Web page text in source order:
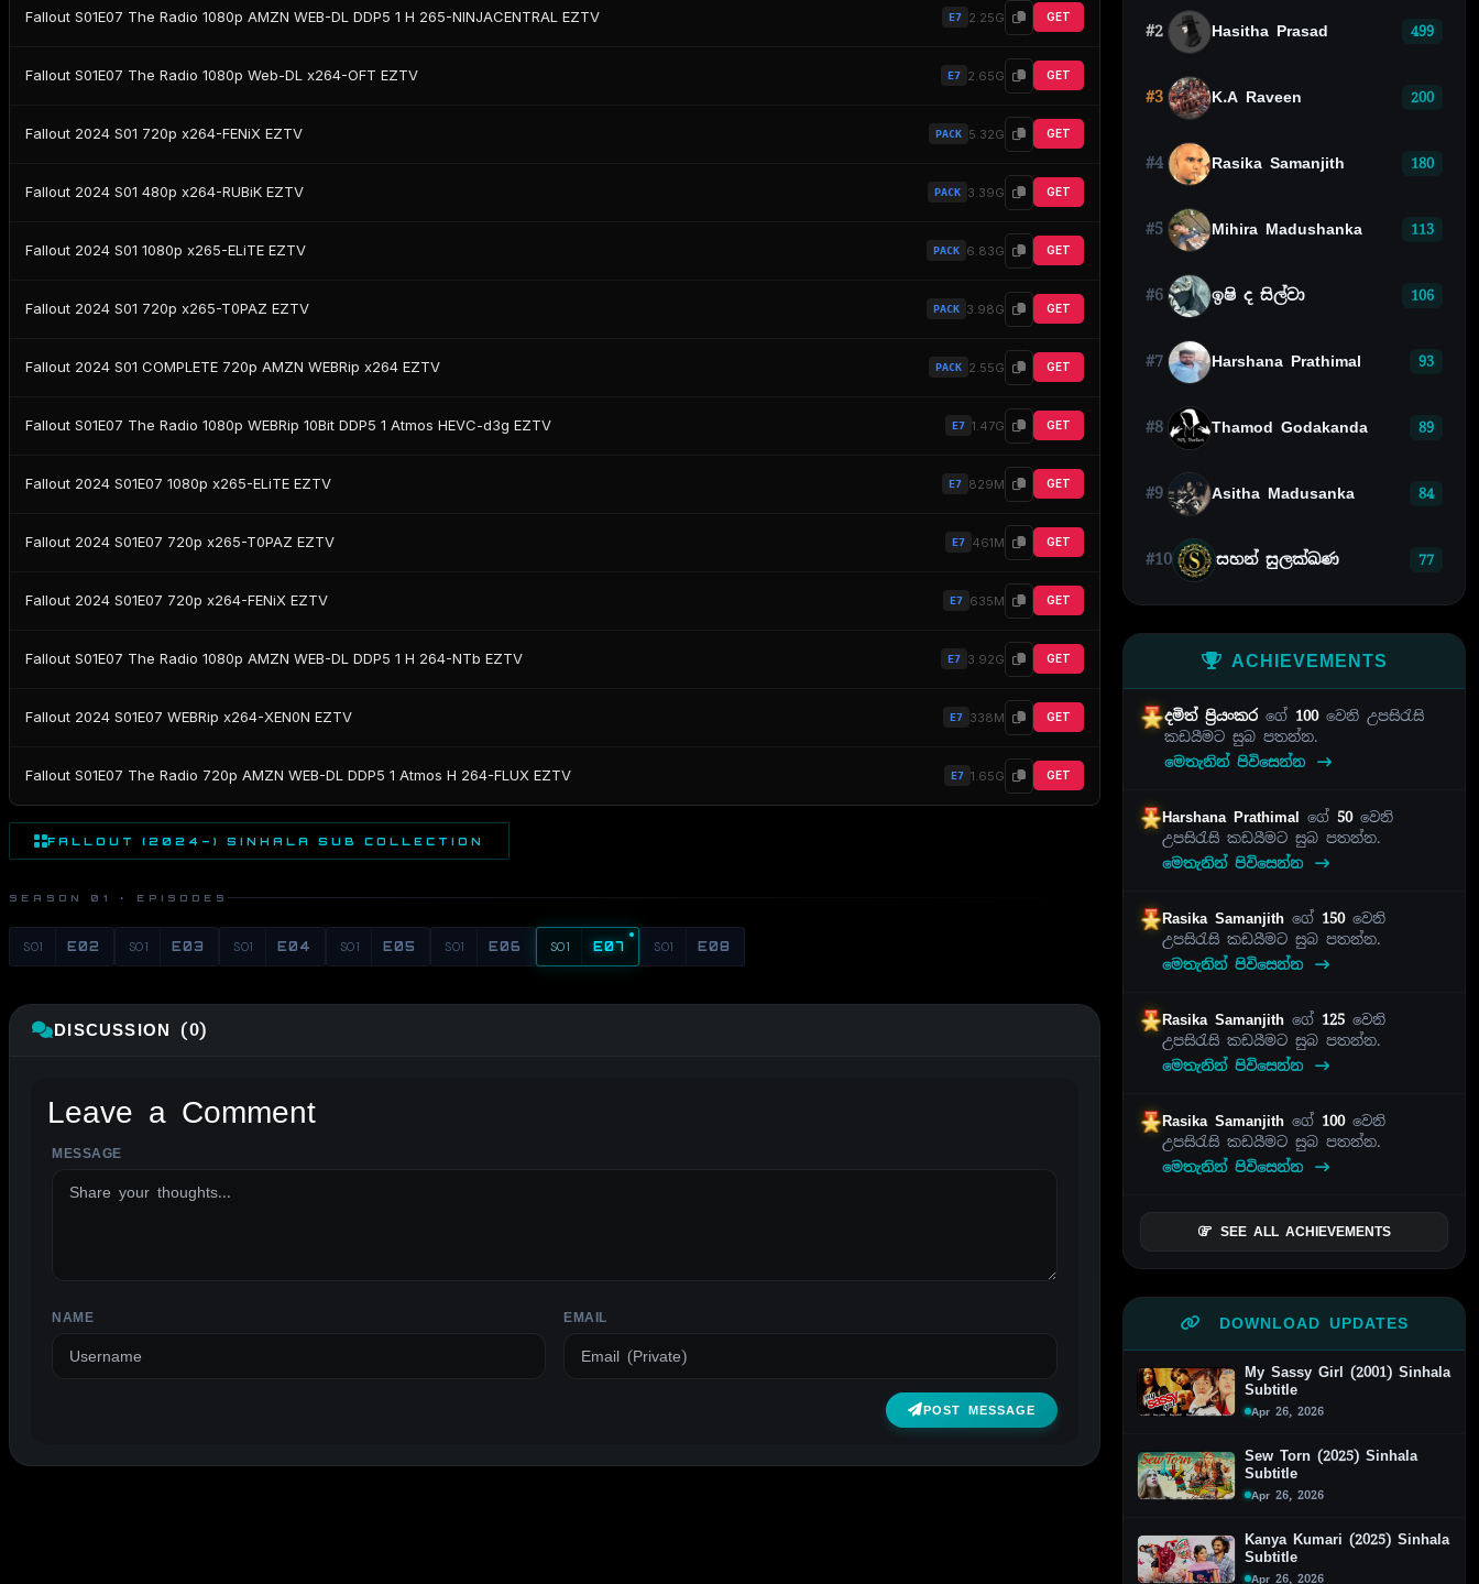
Fallout S01E07 The Radio 1080p AMZN WEB-DL DDP5 1 H 265-NINJACENTRAL EZTV E7 2.25G GET
Fallout S01E07 The Radio 1080p Web-DL x264-OFT EZTV E7 2.65G GET
Fallout 2024 S01 720p x264-FENiX EZTV PACK 5.32G GET
Fallout 2024 S01 480p x264-RUBiK EZTV PACK 3.39G GET
Fallout 2024 S01 1080p x265-ELiTE EZTV PACK 6.83G GET
Fallout 2024 S01 720p x265-T0PAZ EZTV PACK 3.98G GET
Fallout 2024 S01 COMPLETE 720p AMZN WEBRip x264 EZTV PACK 2.55G GET
Fallout S01E07 The Radio 1080p WEBRip 10Bit DDP5 1 Atmos HEVC-d3g EZTV E7 1.47G GET
Fallout 2024 S01E07 1080p x265-ELiTE EZTV E7 829M GET
Fallout 2024 S01E07 720p x265-T0PAZ EZTV E7 461M GET
Fallout 2024 S01E07 720p x264-FENiX EZTV E7 635M GET
Fallout S01E07 The Radio 1080p AMZN WEB-DL DDP5 1 H 264-NTb EZTV E7 3.92G GET
Fallout 2024 S01E07 WEBRip x264-XEN0N EZTV E7 338M GET
Fallout S01E07 The Radio 720p AMZN WEB-DL DDP5 1 Atmos H 264-FLUX EZTV E7 1.65G GET
FALLOUT (2024–) SINHALA SUB COLLECTION
SEASON 01 · EPISODES
S01 E02 S01 E03 S01 E04 S01 E05 S01 E06 S01 E07 S01 E08
DISCUSSION (0)
Leave a Comment
MESSAGE
NAME EMAIL
POST MESSAGE
ALTERNATIVE:
#2 Hasitha Prasad 499
#3 K.A Raveen 200
#4 Rasika Samanjith 180
#5 Mihira Madushanka 113
#6 ඉෂි ද සිල්වා 106
#7 Harshana Prathimal 93
#8 Thamod Godakanda 89
#9 Asitha Madusanka 84
#10 සහන් සුලක්ඛණ 77
ACHIEVEMENTS
දමිත් ප්‍රියංකර ගේ 100වෙනි උපසිරැසි
කඩයීමට සුබ පතන්න.
මෙතැනින් පිවිසෙන්න
Harshana Prathimal ගේ 50වෙනි
උපසිරැසි කඩයීමට සුබ පතන්න.
මෙතැනින් පිවිසෙන්න
Rasika Samanjithගේ 150වෙනි
උපසිරැසි කඩයීමට සුබ පතන්න.
මෙතැනින් පිවිසෙන්න
Rasika Samanjithගේ 125 වෙනි
උපසිරැසි කඩයීමට සුබ පතන්න.
මෙතැනින් පිවිසෙන්න
Rasika Samanjithගේ 100වෙනි
උපසිරැසි කඩයීමට සුබ පතන්න.
මෙතැනින් පිවිසෙන්න
SEE ALL ACHIEVEMENTS
DOWNLOAD UPDATES
My Sassy Girl (2001) Sinhala
Subtitle
Apr 26, 2026
Sew Torn (2025) Sinhala
Subtitle
Apr 26, 2026
Kanya Kumari (2025) Sinhala
Subtitle
Apr 26, 2026